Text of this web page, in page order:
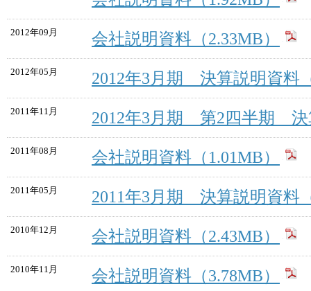
2012年09月 会社説明資料（2.33MB）
2012年05月 2012年3月期 決算説明資料
2011年11月 2012年3月期 第2四半期 決
2011年08月 会社説明資料（1.01MB）
2011年05月 2011年3月期 決算説明資料
2010年12月 会社説明資料（2.43MB）
2010年11月 会社説明資料（3.78MB）